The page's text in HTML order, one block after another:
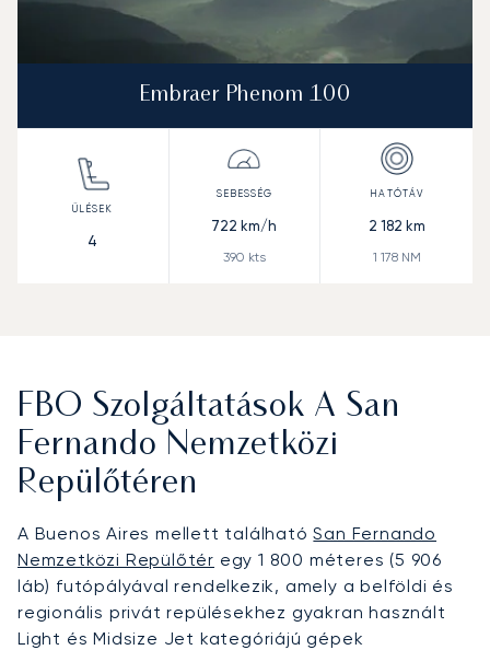
Embraer Phenom 100
4
722 km/h
390 kts
2 182 km
1 178NM
FBO Szolgáltatások A San
Fernando Nemzetközi
Repülőtéren
A Buenos Aires mellett találhatóSan Fernando
Nemzetközi Repülőtér egy 1 800 méteres (5 906
láb) futópályával rendelkezik, amely a belföldi és
regionális privát repülésekhez gyakran használt
Light és Midsize Jet kategóriájú gépek